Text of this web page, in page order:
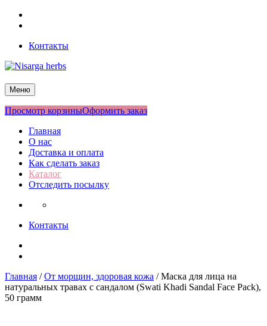
Перейти
Контакты
Nisarga herbs
Меню
Просмотр корзиныОформить заказ
Главная
О нас
Доставка и оплата
Как сделать заказ
Каталог
Отследить посылку
Контакты
Главная /От морщин, здоровая кожа / Маска для лица на
натуральных травах с сандалом (Swati Khadi Sandal Face Pack),
50 грамм